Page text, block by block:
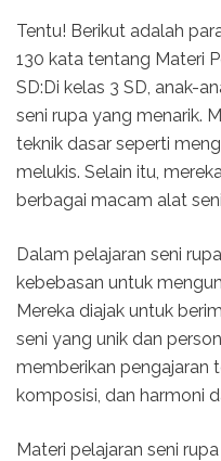
Tentu! Berikut adalah
130 kata tentang Materi
SD:Di kelas 3 SD, anak-
seni rupa yang menarik.
teknik dasar seperti
melukis. Selain itu,
berbagai macam alat
Dalam pelajaran seni
kebebasan untuk
Mereka diajak untuk
seni yang unik dan
memberikan pengajaran
komposisi, dan harmoni
Materi pelajaran seni